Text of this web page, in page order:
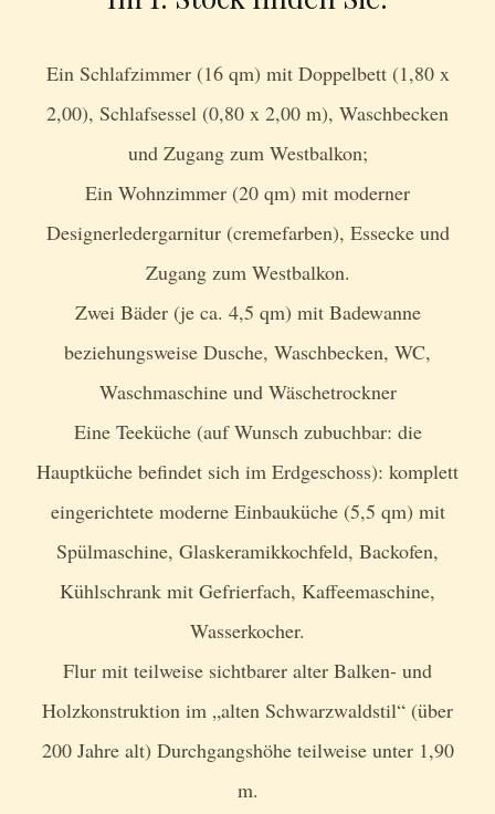
Ein Schlafzimmer (16 qm) mit Doppelbett (1,80 x
2,00), Schlafsessel (0,80 x 2,00 m), Waschbecken
und Zugang zum Westbalkon;
Ein Wohnzimmer (20 qm) mit moderner
Designerledergarnitur (cremefarben), Essecke und
Zugang zum Westbalkon.
Zwei Bäder (je ca. 4,5 qm) mit Badewanne
beziehungsweise Dusche, Waschbecken, WC,
Waschmaschine und Wäschetrockner
Eine Teeküche (auf Wunsch zubuchbar: die
Hauptküche befindet sich im Erdgeschoss): komplett
eingerichtete moderne Einbauküche (5,5 qm) mit
Spülmaschine, Glaskeramikkochfeld, Backofen,
Kühlschrank mit Gefrierfach, Kaffeemaschine,
Wasserkocher.
Flur mit teilweise sichtbarer alter Balken- und
Holzkonstruktion im „alten Schwarzwaldstil“ (über
200 Jahre alt) Durchgangshöhe teilweise unter 1,90
m.